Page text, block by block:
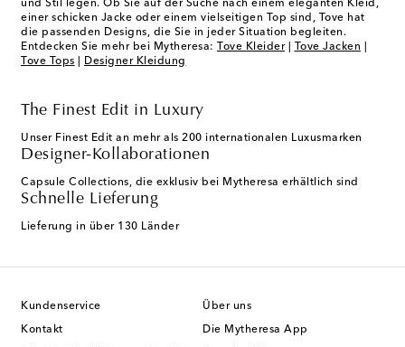
und Stil legen. Ob Sie auf der Suche nach einem eleganten Kleid,
einer schicken Jacke oder einem vielseitigen Top sind, Tove hat
die passenden Designs, die Sie in jeder Situation begleiten.
Entdecken Sie mehr bei Mytheresa:
Tove Kleider| Tove Jacken
Tove Tops
Designer Kleidung
The Finest Edit in Luxury
Unser Finest Edit an mehr als 200 internationalen Luxusmarken
Designer-Kollaborationen
Capsule Collections, die exklusiv bei Mytheresa erhältlich sind
Schnelle Lieferung
Lieferung in über 130 Länder
Kundenservice
Kontakt
Über uns
Die Mytheresa App